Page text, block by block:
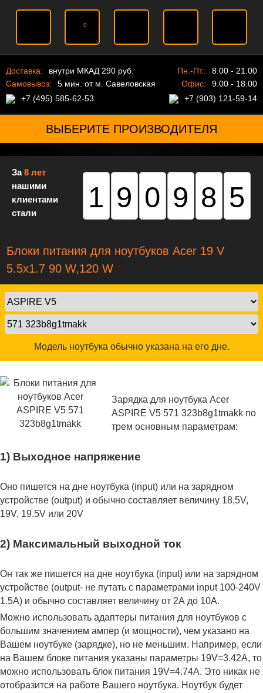
0
Доставка:
внутри МКАД 290 руб.
Самовывоз:
5 мин. от м. Савеловская
+7 (495) 585-62-53
Пн.-Пт.:
8.00 - 21.00
Офис:
9.00 - 18.00
+7 (903) 121-59-14
ВЫБЕРИТЕ ПРОИЗВОДИТЕЛЯ
За8 лет
нашими
клиентами
стали
190985
Блоки питания для ноутбуков Acer 19 V
5.5х1.7 90 W,120 W
Модель ноутбука обычно указана на его дне.
Зарядка для ноутбука Acer
ASPIRE V5 571 323b8g1tmakk по
трем основным параметрам:
1) Выходное напряжение
Оно пишется на дне ноутбука (input) или на зарядном
устройстве (output) и обычно составляет величину 18,5V,
19V, 19.5V или 20V
2) Максимальный выходной ток
Он так же пишется на дне ноутбука (input) или на зарядном
устройстве (output- не путать с параметрами input 100-240V
1.5A) и обычно составляет величину от 2А до 10A.
Можно использовать адаптеры питания для ноутбуков с
большим значением ампер (и мощности), чем указано на
Вашем ноутбуке (зарядке), но не меньшим. Например, если
на Вашем блоке питания указаны параметры 19V=3.42A, то
можно использовать блок питания 19V=4.74A. Это никак не
отобразится на работе Вашего ноутбука. Ноутбук будет